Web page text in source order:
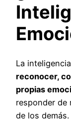
La
reconocer,
propias
responder de
de los demás.